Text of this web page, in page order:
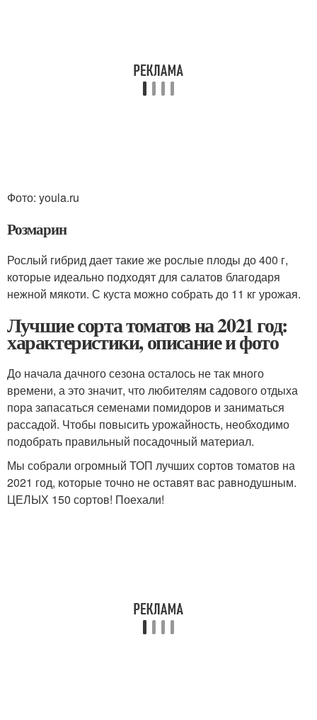
Фото: youla.ru
Розмарин
Рослый гибрид дает такие же рослые плоды до 400 г,
которые идеально подходят для салатов благодаря
нежной мякоти. С куста можно собрать до 11 кг урожая.
Лучшие сорта томатов на 2021 год:
характеристики, описание и фото
До начала дачного сезона осталось не так много
времени, а это значит, что любителям садового отдыха
пора запасаться семенами помидоров и заниматься
рассадой. Чтобы повысить урожайность, необходимо
подобрать правильный посадочный материал.
Мы собрали огромный ТОП лучших сортов томатов на
2021 год, которые точно не оставят вас равнодушным.
ЦЕЛЫХ 150 сортов! Поехали!